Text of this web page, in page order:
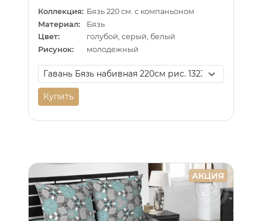
Коллекция: Бязь 220 см. с компаньоном
Материал:
Бязь
Цвет:
голубой, серый, белый
Рисунок:
молодежный
Купить
АКЦИЯ